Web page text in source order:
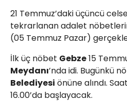
21 Temmuz’daki üçüncü
tekrarlanan adalet
(05 Temmuz Pazar)
İlk üç nöbet Gebze15
Meydanı’nda idi. Bugünkü
Belediyesi önüne alındı.
16.00’da başlayacak.